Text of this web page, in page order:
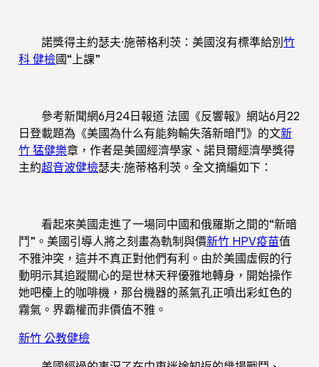
諾獎得主約瑟夫·施蒂格利茨：美國沒有標準給別竹
科 健檢國“上課”
參考新聞網6月24日報道 法國《反響報》網站6月22
日登載題為《美國為什么有能夠輸失落新暗鬥》的文新
竹 猛健樂章，作者是美國經濟學家、諾貝爾經濟學獎得
主約超音波健檢瑟夫·施蒂格利茨。全文摘編如下：
看起來美國走進了一場同中國和俄羅斯之間的“新暗
鬥”。美國引導人將之刻畫為軌制與價新竹 HPV疫苗值
不雅沖突，這并不真正對他們有利。由於美國虛假的行
動明示其追蹤關心的是世林天秤優雅地轉身，開始操作
她吧檯上的咖啡機，那台機器的蒸氣孔正噴出彩虹色的
霧氣。界霸權而非價值不雅。
新竹 公教健檢